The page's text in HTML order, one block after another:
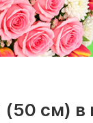
см) в